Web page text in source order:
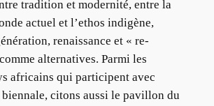
tradition et modernité, entre la
actuel et l’ethos indigène,
renaissance et « re-
alternatives. Parmi les
africains qui participent avec
biennale, citons aussi le pavillon du